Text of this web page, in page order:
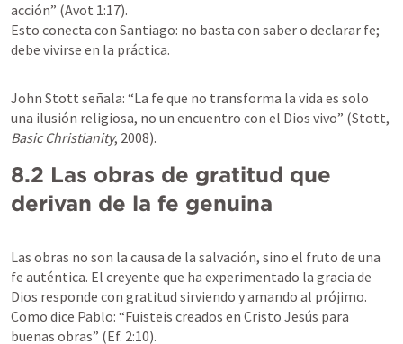
acción” (Avot 1:17).
Esto conecta con Santiago: no basta con saber o declarar fe;
debe vivirse en la práctica.
John Stott señala: “La fe que no transforma la vida es solo
Basic Christianity, 2008).
8.2 Las obras de gratitud que
derivan de la fe genuina
Las obras no son la causa de la salvación, sino el fruto de una
fe auténtica. El creyente que ha experimentado la gracia de
Dios responde con gratitud sirviendo y amando al prójimo.
Como dice Pablo: “Fuisteis creados en Cristo Jesús para
buenas obras” (Ef. 2:10).